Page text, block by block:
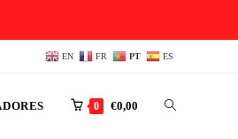
EN FR PT ES
0 €0,00